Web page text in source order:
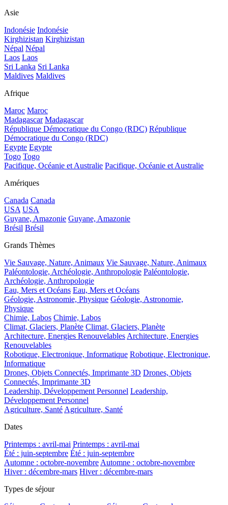
Asie
Indonésie Indonésie
Kirghizistan Kirghizistan
Népal Népal
Laos Laos
Sri Lanka Sri Lanka
Maldives Maldives
Afrique
Maroc Maroc
Madagascar Madagascar
République Démocratique du Congo (RDC) République
Démocratique du Congo (RDC)
Egypte Egypte
Togo Togo
Pacifique, Océanie et Australie Pacifique, Océanie et Australie
Amériques
Canada Canada
USA USA
Guyane, Amazonie Guyane, Amazonie
Brésil Brésil
Grands Thèmes
Vie Sauvage, Nature, Animaux Vie Sauvage, Nature, Animaux
Paléontologie, Archéologie, Anthropologie Paléontologie,
Archéologie, Anthropologie
Eau, Mers et Océans Eau, Mers et Océans
Géologie, Astronomie, Physique Géologie, Astronomie,
Physique
Chimie, Labos Chimie, Labos
Climat, Glaciers, Planète Climat, Glaciers, Planète
Architecture, Energies Renouvelables Architecture, Energies
Renouvelables
Robotique, Electronique, Informatique Robotique, Electronique,
Informatique
Drones, Objets Connectés, Imprimante 3D Drones, Objets
Connectés, Imprimante 3D
Leadership, Développement Personnel Leadership,
Développement Personnel
Agriculture, Santé Agriculture, Santé
Dates
Printemps : avril-mai Printemps : avril-mai
Été : juin-septembre Été : juin-septembre
Automne : octobre-novembre Automne : octobre-novembre
Hiver : décembre-mars Hiver : décembre-mars
Types de séjour